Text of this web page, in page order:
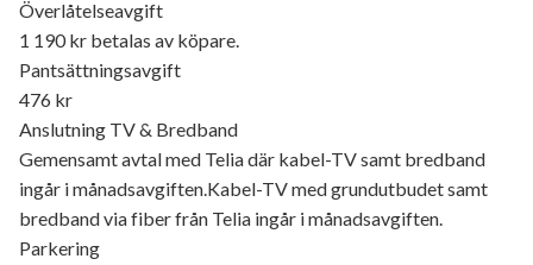
Överlåtelseavgift
1 190 kr betalas av köpare.
Pantsättningsavgift
476 kr
Anslutning TV & Bredband
Gemensamt avtal med Telia där kabel-TV samt bredband
ingår i månadsavgiften.Kabel-TV med grundutbudet samt
bredband via fiber från Telia ingår i månadsavgiften.
Parkering